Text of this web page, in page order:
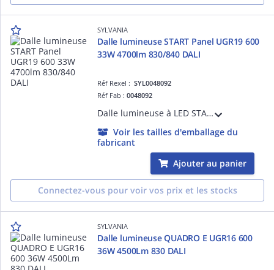
SYLVANIA
Dalle lumineuse START Panel UGR19 600
33W 4700lm 830/840 DALI
Réf Rexel :SYL0048092
Réf Fab :0048092
Dalle lumineuse à LED START Panel 600x600 - UGR19 - 33W - 4700lm - IRC80 - 3000/4000K - Efficacité lumineuse 142 lm/W - SDCM3 - Indice de protection IP40 / IK03 - Version DALI
Voir les tailles d'emballage du
fabricant
Ajouter au panier
Connectez-vous pour voir vos prix et les stocks
SYLVANIA
Dalle lumineuse QUADRO E UGR16 600
36W 4500Lm 830 DALI